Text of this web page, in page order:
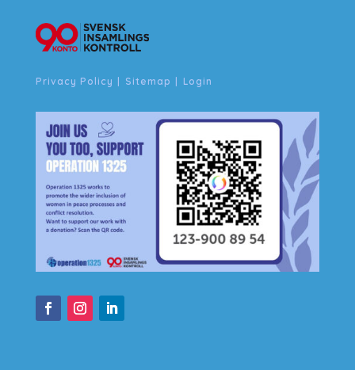
Privacy Policy Sitemap Login